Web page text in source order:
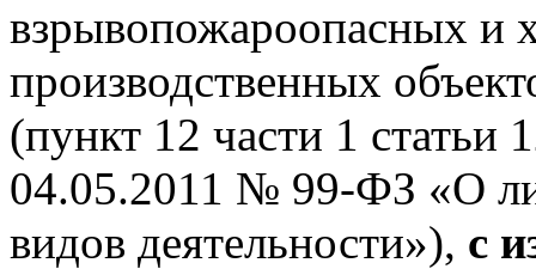
взрывопожароопасных и
производственных
(пункт 12 части 1 статьи
04.05.2011 № 99-ФЗ «О
видов деятельности»), с